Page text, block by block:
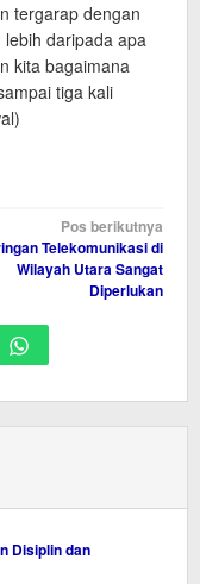
tergarap dengan
daripada apa
kita bagaimana
tiga kali
Pos berikutnya
Telekomunikasi di
Wilayah Utara Sangat
Diperlukan
Disiplin dan